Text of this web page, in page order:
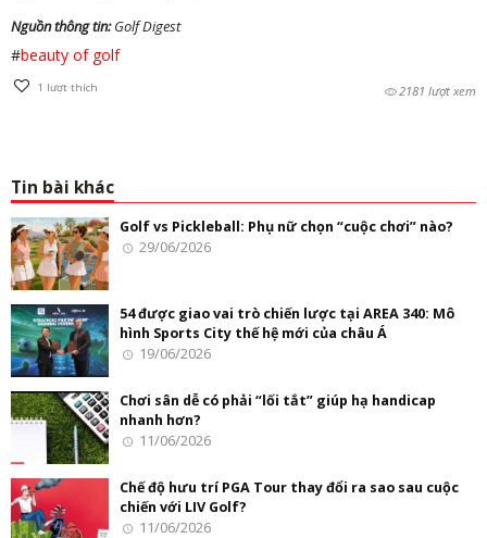
Nguồn thông tin:Golf Digest
#beauty of golf
1 lượt thích 2181 lượt xem
Tin bài khác
Golf vs Pickleball: Phụ nữ chọn “cuộc chơi” nào?
29/06/2026
54 được giao vai trò chiến lược tại AREA 340: Mô
hình Sports City thế hệ mới của châu Á
19/06/2026
Chơi sân dễ có phải “lối tắt” giúp hạ handicap
nhanh hơn?
11/06/2026
Chế độ hưu trí PGA Tour thay đổi ra sao sau cuộc
chiến với LIV Golf?
11/06/2026